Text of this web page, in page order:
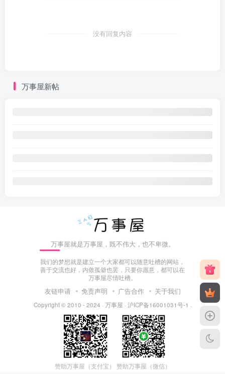
没有回复内容
万事屋新帖
万事屋就是万事屋，既不伟大，也不卑微。
我们的梦想就是建立一个大家都可以随意吐槽的网站，
善于交流也好，内敛孤僻也罢，只要你愿意，都可以在
万事屋尽情吐槽。
友链申请 免责声明 广告合作 关于我们
Copyright © 2010 - 2024 · 万事屋 · 沪ICP备16001031号-1
赞助万事屋（支付宝） 赞助万事屋（微信）